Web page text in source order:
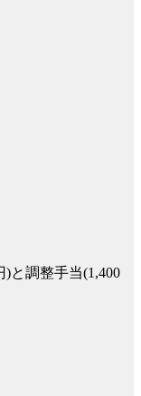
と調整手当(1,400